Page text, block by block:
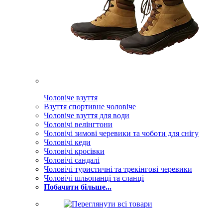
Чоловіче взуття
Взуття спортивне чоловіче
Чоловіче взуття для води
Чоловічі велінгтони
Чоловічі зимові черевики та чоботи для снігу
Чоловічі кеди
Чоловічі кросівки
Чоловічі сандалі
Чоловічі туристичні та трекінгові черевики
Чоловічі шльопанці та сланці
Побачити більше...